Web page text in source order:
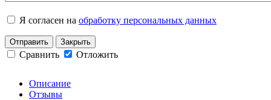
Я согласен на обработку персональных данных
Отправить Закрыть
Сравнить Отложить
Описание
Отзывы